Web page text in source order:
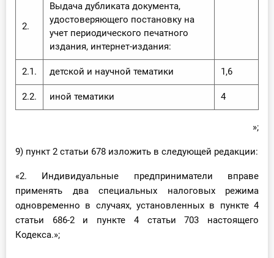
2.
Выдача дубликата документа,
удостоверяющего постановку на
учет периодического печатного
издания, интернет-издания:
2.1. детской и научной тематики 1,6
2.2. иной тематики 4
»;
9) пункт 2 статьи 678 изложить в следующей редакции:
«2. Индивидуальные предприниматели вправе
применять два специальных налоговых режима
одновременно в случаях, установленных в пункте 4
статьи 686-2 и пункте 4 статьи 703 настоящего
Кодекса.»;